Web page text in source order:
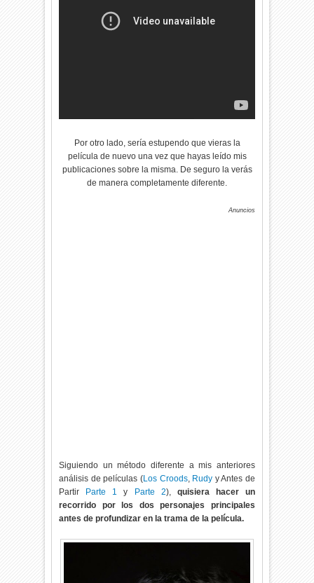
Por otro lado, sería estupendo que vieras la
película de nuevo una vez que hayas leído mis
publicaciones sobre la misma. De seguro la verás
de manera completamente diferente.
Anuncios
Siguiendo un método diferente a mis anteriores
análisis de películas (Los Croods, Rudy y Antes de
Partir Parte 1 y Parte 2), quisiera hacer un
recorrido por los dos personajes principales
antes de profundizar en la trama de la película.